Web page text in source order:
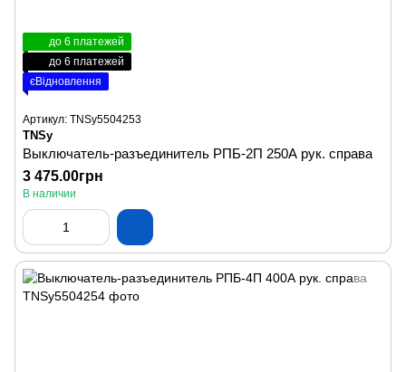
до 6 платежей
до 6 платежей
єВідновлення
Артикул: TNSy5504253
TNSy
Выключатель-разъединитель РПБ-2П 250А рук. справа
3 475.00грн
В наличии